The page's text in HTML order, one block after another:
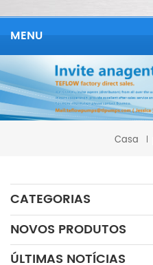
MENU
Casa
CATEGORIAS
NOVOS PRODUTOS
ÚLTIMAS NOTÍCIAS